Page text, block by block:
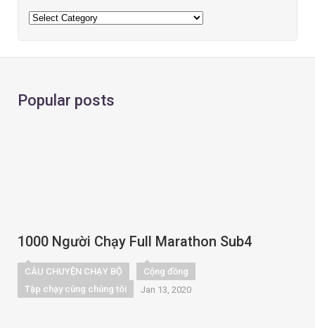
Popular posts
1000 Người Chạy Full Marathon Sub4
CÂU CHUYỆN CHẠY BỘ
Cộng đồng
Tập chạy cùng chúng tôi
Jan 13, 2020